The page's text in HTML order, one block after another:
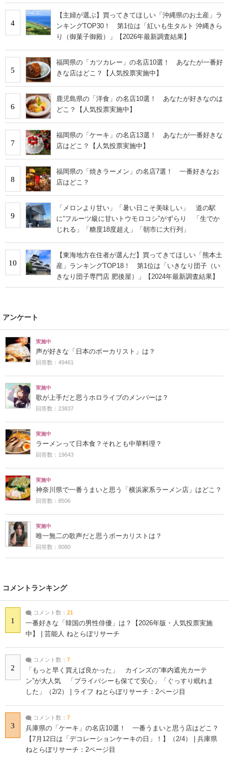
4
【主婦が選ぶ】買ってきてほしい「沖縄県のお土産」ラ
ンキングTOP30！ 第1位は「紅いも生タルト 沖縄きら
り（御菓子御殿）」【2026年最新調査結果】
5
福岡県の「カツカレー」の名店10選！ あなたが一番好
きな店はどこ？【人気投票実施中】
6
鹿児島県の「洋食」の名店10選！ あなたが好きなのは
どこ？【人気投票実施中】
7
福岡県の「ケーキ」の名店13選！ あなたが一番好きな
店はどこ？【人気投票実施中】
8
福岡県の「焼きラーメン」の名店7選！ 一番好きなお
店はどこ？
9
「メロンより甘い」「暑い日こそ美味しい」 道の駅
に“フルーツ級に甘いトウモロコシ”がずらり 「生でか
じれる」「糖度18度超え」「朝市に大行列」
10
【東海地方在住者が選んだ】買ってきてほしい「熊本土
産」ランキングTOP18！ 第1位は「いきなり団子（い
きなり団子専門店 肥後屋）」【2024年最新調査結果】
アンケート
実施中
声が好きな「日本のボーカリスト」は？
回答数：49461
実施中
歌が上手だと思うホロライブのメンバーは？
回答数：23837
実施中
ラーメンって日本食？それとも中華料理？
回答数：19643
実施中
神奈川県で一番うまいと思う「横浜家系ラーメン店」はどこ？
回答数：8506
実施中
唯一無二の歌声だと思うボーカリストは？
回答数：8080
コメントランキング
1
コメント数： 21
一番好きな「韓国の男性俳優」は？【2026年版・人気投票実施
中】 | 芸能人 ねとらぼリサーチ
2
コメント数： 7
「もっと早く買えば良かった」 カインズの“車内遮光カーテ
ン”が大人気 「プライバシーも保てて安心」「ぐっすり眠れま
した」（2/2） | ライフ ねとらぼリサーチ：2ページ目
3
コメント数： 7
兵庫県の「ケーキ」の名店10選！ 一番うまいと思う店はどこ？
【7月12日は「デコレーションケーキの日」！】（2/4） | 兵庫県
ねとらぼリサーチ：2ページ目